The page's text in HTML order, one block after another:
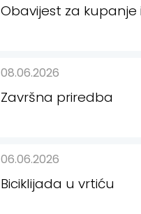
Obavijest za kupanje
08.06.2026
Završna priredba
06.06.2026
Biciklijada u vrtiću